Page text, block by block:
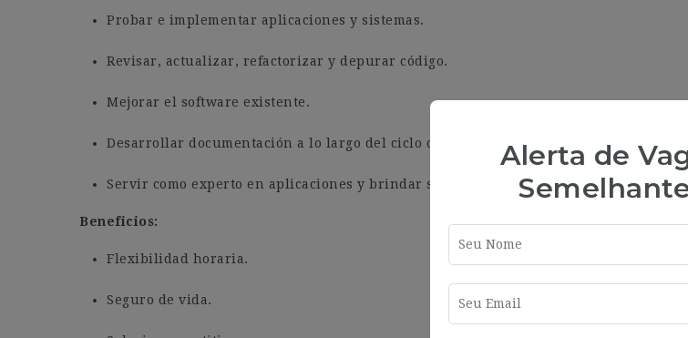
Probar e implementar aplicaciones y sistemas.
Revisar, actualizar, refactorizar y depurar código.
Mejorar el software existente.
Desarrollar documentación a lo largo del ciclo de vida del desarrollo de software
Servir como experto en aplicaciones y brindar soporte técnico.
Beneficios:
Flexibilidad horaria.
Seguro de vida.
Alerta de